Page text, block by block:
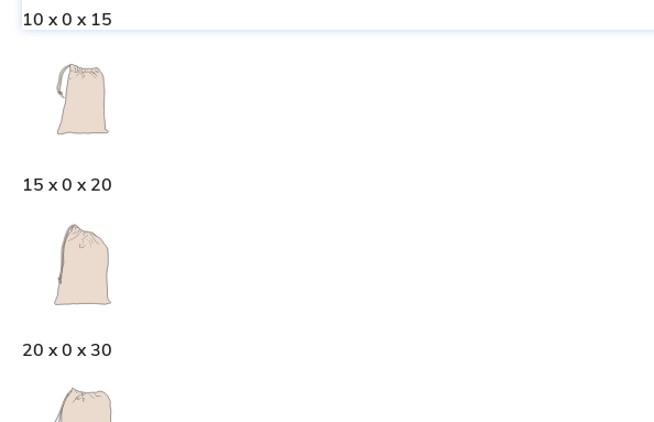
10 x 0 x 15
15 x 0 x 20
20 x 0 x 30